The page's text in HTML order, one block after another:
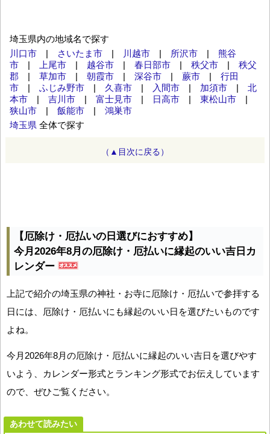
埼玉県内の地域名で探す
川口市 | さいたま市 | 川越市 | 所沢市 | 熊谷
市 | 上尾市 | 越谷市 | 春日部市 | 秩父市 | 秩父
郡 | 草加市 | 朝霞市 | 深谷市 | 蕨市 | 行田
市 | ふじみ野市 | 久喜市 | 入間市 | 加須市 | 北
本市 | 吉川市 | 富士見市 | 日高市 | 東松山市 |
狭山市 | 飯能市 | 鴻巣市
埼玉県 全体で探す
（▲目次に戻る）
【厄除け・厄払いの日選びにおすすめ】
今月2026年8月の厄除け・厄払いに縁起のいい吉日カ
レンダー
上記で紹介の埼玉県の神社・お寺に厄除け・厄払いで参拝する
日には、厄除け・厄払いにも縁起のいい日を選びたいものです
よね。
今月2026年8月の厄除け・厄払いに縁起のいい吉日を選びやす
いよう、カレンダー形式とランキング形式でお伝えしています
ので、ぜひご覧ください。
あわせて読みたい